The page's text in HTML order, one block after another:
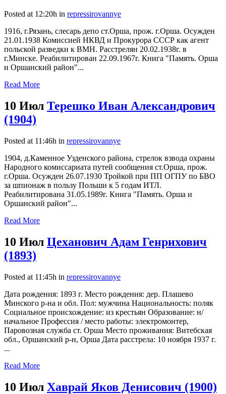
Posted at 12:20h in repressirovannye
1916, г.Рязань, слесарь депо ст.Орша, прож. г.Орша. Осужден
21.01.1938 Комиссией НКВД и Прокурора СССР как агент
польской разведки к ВМН. Расстрелян 20.02.1938г. в
г.Минске. Реабилитирован 22.09.1967г. Книга "Память. Орша
и Оршанский район"...
Read More
10 Июл Терешко Иван Александрович
(1904)
Posted at 11:46h in repressirovannye
1904, д.Каменное Узденского района, стрелок взвода охраны
Народного комиссариата путей сообщения ст.Орша, прож.
г.Орша. Осужден 26.07.1930 Тройкой при ПП ОГПУ по БВО
за шпионаж в пользу Польши к 5 годам ИТЛ.
Реабилитирована 31.05.1989г. Книга "Память. Орша и
Оршанский район"...
Read More
10 Июл Цеханович Адам Генрихович
(1893)
Posted at 11:45h in repressirovannye
Дата рождения: 1893 г. Место рождения: дер. Плашево
Минского р-на и обл. Пол: мужчина Национальность: поляк
Социальное происхождение: из крестьян Образование: н/
начальное Профессия / место работы: электромонтер,
Паровозная служба ст. Орша Место проживания: Витебская
обл., Оршанский р-н, Орша Дата расстрела: 10 ноября 1937 г.
...
Read More
10 Июл Хаврай Яков Денисович (1900)